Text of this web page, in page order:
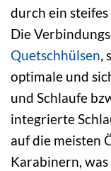
durch ein
Die
Quetschhülsen,
optimale und
und Schlaufe
integrierte
auf die meisten
Karabinern,